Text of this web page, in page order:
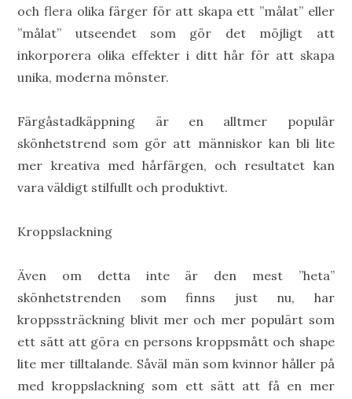
och flera olika färger för att skapa ett ”målat” eller
”målat” utseendet som gör det möjligt att
inkorporera olika effekter i ditt hår för att skapa
unika, moderna mönster.
Färgåstadkäppning är en alltmer populär
skönhetstrend som gör att människor kan bli lite
mer kreativa med hårfärgen, och resultatet kan
vara väldigt stilfullt och produktivt.
Kroppslackning
Även om detta inte är den mest ”heta”
skönhetstrenden som finns just nu, har
kroppssträckning blivit mer och mer populärt som
ett sätt att göra en persons kroppsmått och shape
lite mer tilltalande. Såväl män som kvinnor håller på
med kroppslackning som ett sätt att få en mer